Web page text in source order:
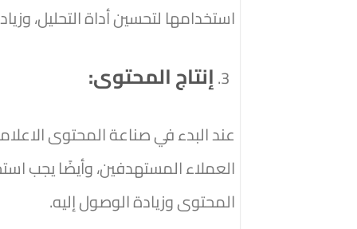
استخدامها لتحسين أداة التحليل،
إنتاج المحتوى:
عند البدء في صناعة المحتوى
العملاء المستهدفين، وأيضًا يجب
المحتوى وزيادة الوصول إليه.